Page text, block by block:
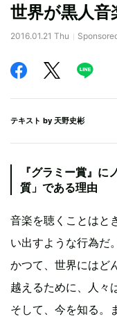
世界が黒人音
2016.01.21 Thu
テキスト by 天野史彬
『グラミー賞』
質」である理由
音楽を聴くことはと
い出すような行為だ
かつて、世界にはど
越えるために、人々
そして、今を知る。